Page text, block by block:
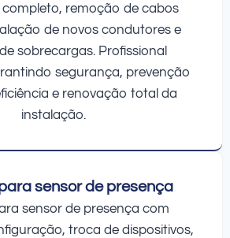
remoção de cabos
de novos condutores e
sobrecargas. Profissional
segurança, prevenção
e renovação total da
instalação.
sensor de presença
sensor de presença com
troca de dispositivos,